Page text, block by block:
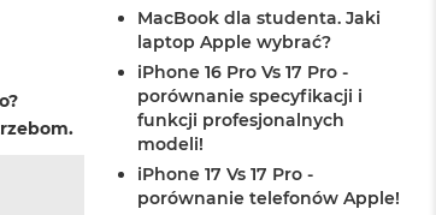
MacBook dla studenta. Jaki
laptop Apple wybrać?
iPhone 16 Pro Vs 17 Pro -
porównanie specyfikacji i
funkcji profesjonalnych
modeli!
iPhone 17 Vs 17 Pro -
porównanie telefonów Apple!